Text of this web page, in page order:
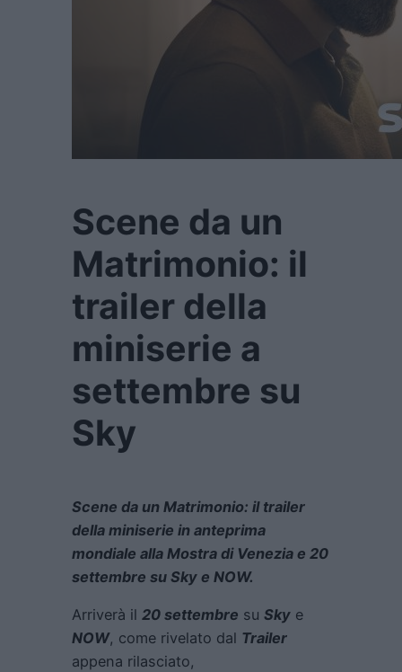
Scene da un
Matrimonio: il
trailer della
miniserie a
settembre su
Sky
Scene da un Matrimonio: il trailer
della miniserie in anteprima
mondiale alla Mostra di Venezia e 20
settembre su Sky e NOW.
Arriverà il 20 settembre su Sky e
NOW, come rivelato dal Trailer
appena rilasciato,